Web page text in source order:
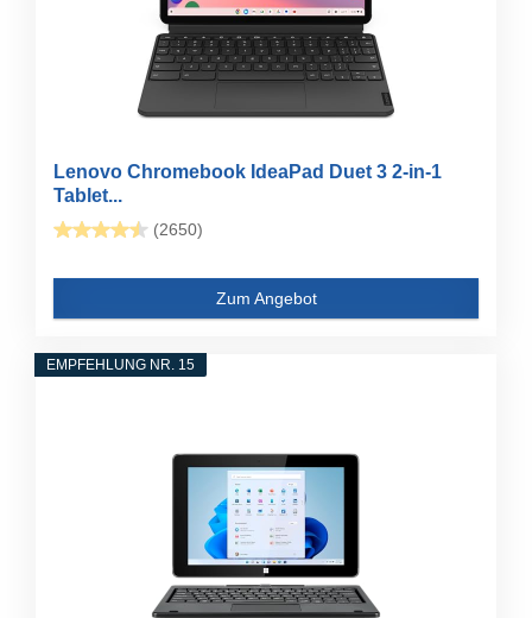
Lenovo Chromebook IdeaPad Duet 3 2-in-1
Tablet...
(2650)
Zum Angebot
EMPFEHLUNG NR. 15